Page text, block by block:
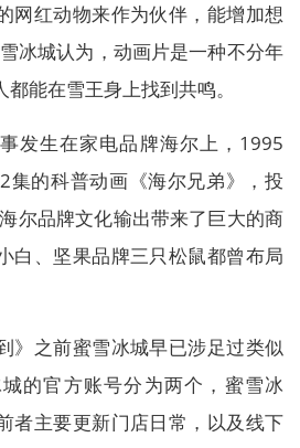
网红动物来作为伙伴，能增加想
冰城认为，动画片是一种不分年
能在雪王身上找到共鸣。
发生在家电品牌海尔上，1995
集的科普动画《海尔兄弟》，投
尔品牌文化输出带来了巨大的商
白、坚果品牌三只松鼠都曾布局
》之前蜜雪冰城早已涉足过类似
的官方账号分为两个，蜜雪冰
者主要更新门店日常，以及线下